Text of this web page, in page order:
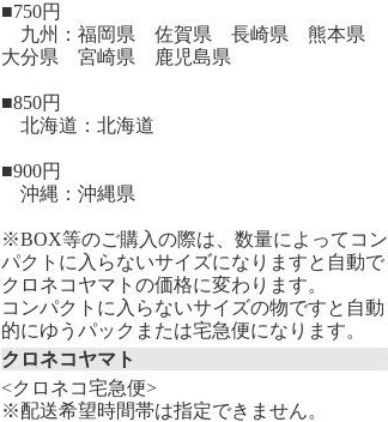
■750円
九州：福岡県 佐賀県 長崎県 熊本県
大分県 宮崎県 鹿児島県
■850円
北海道：北海道
■900円
沖縄：沖縄県
※BOX等のご購入の際は、数量によってコン
パクトに入らないサイズになりますと自動で
クロネコヤマトの価格に変わります。
コンパクトに入らないサイズの物ですと自動
的にゆうパックまたは宅急便になります。
クロネコヤマト
<クロネコ宅急便>
※配送希望時間帯は指定できません。